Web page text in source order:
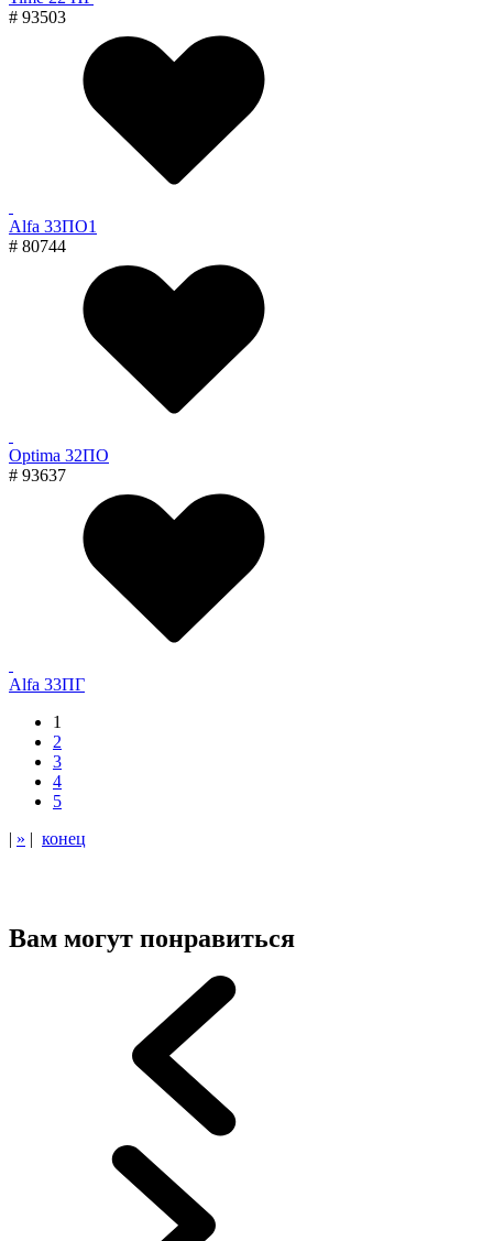
# 93503
Alfa 33ПО1
# 80744
Optima 32ПО
# 93637
Alfa 33ПГ
1
2
3
4
5
| » | конец
Вам могут понравиться